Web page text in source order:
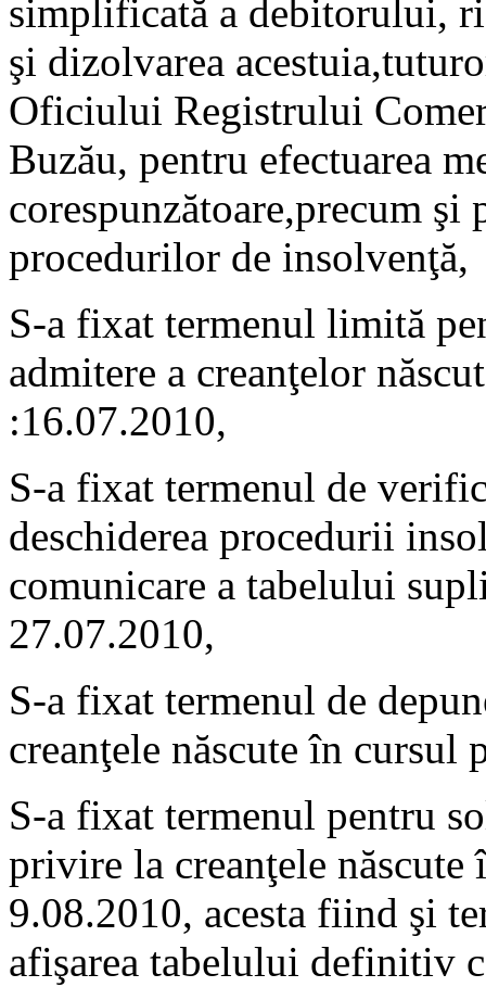
simplificată a debitorului,
şi dizolvarea
Oficiului Registrului
Buzău, pentru efectuarea
corespunzătoare,precum
procedurilor de insolvenţă,
S-a fixat termenul limită
admitere a creanţelor
:16.07.2010,
S-a fixat termenul de
deschiderea procedurii
comunicare a tabelului
27.07.2010,
S-a fixat termenul de
creanţele născute în cursul
S-a fixat termenul pentru
privire la creanţele
9.08.2010, acesta fiind şi
afişarea tabelului definitiv